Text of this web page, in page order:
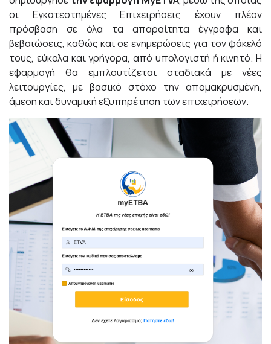
οι Εγκατεστημένες Επιχειρήσεις έχουν πλέον
πρόσβαση σε όλα τα απαραίτητα έγγραφα και
βεβαιώσεις, καθώς και σε ενημερώσεις για τον φάκελό
τους, εύκολα και γρήγορα, από υπολογιστή ή κινητό. Η
εφαρμογή θα εμπλουτίζεται σταδιακά με νέες
λειτουργίες, με βασικό στόχο την απομακρυσμένη,
άμεση και δυναμική εξυπηρέτηση των επιχειρήσεων.